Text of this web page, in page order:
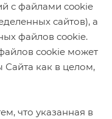
с файлами cookie
сайтов), а
файлов cookie.
cookie может
Сайта как в целом,
что указанная в